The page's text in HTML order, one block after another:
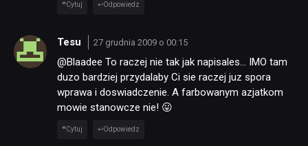
KULTURA
Cytuj Odpowiedz
Tesu 27 grudnia 2009 o 00:15
@Blaadee To raczej nie tak jak napisales… IMO tam
duzo bardziej przydalaby Ci sie raczej juz spora
wprawa i doswiadczenie. A farbowanym azjatkom
mowie stanowcze nie! 😛
Cytuj Odpowiedz